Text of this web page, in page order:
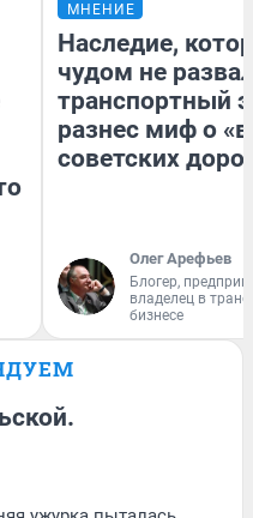
МНЕНИЕ
Наследие,
чудом не
транспортный
разнес миф о
советских
Олег Арефьев
Блогер,
владелец в
бизнесе